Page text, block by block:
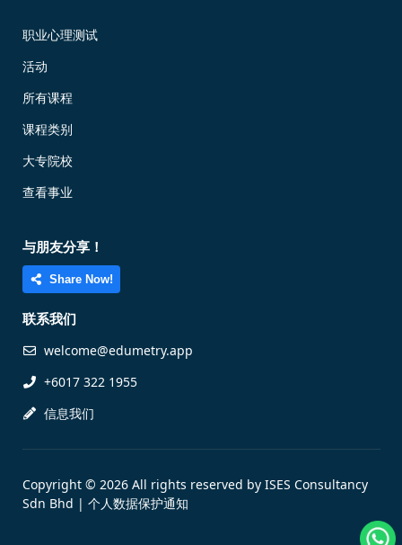
职业心理测试
活动
所有课程
课程类别
大专院校
查看事业
与朋友分享！
Share Now!
联系我们
welcome@edumetry.app
+6017 322 1955
信息我们
Copyright © 2026 All rights reserved by ISES Consultancy
Sdn Bhd | 个人数据保护通知